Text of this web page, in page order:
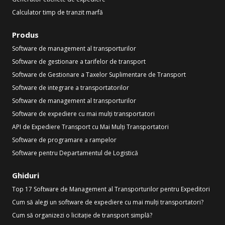
Calculator timp de tranzit marfă
Produs
Software de management al transporturilor
Software de gestionare a tarifelor de transport
Software de Gestionare a Taxelor Suplimentare de Transport
Software de integrare a transportatorilor
Software de management al transporturilor
Software de expediere cu mai mulți transportatori
API de Expediere Transport cu Mai Mulți Transportatori
Software de programare a rampelor
Software pentru Departamentul de Logistică
Ghiduri
Top 17 Software de Management al Transporturilor pentru Expeditori
Cum să alegi un software de expediere cu mai mulți transportatori?
Cum să organizezi o licitație de transport simplă?